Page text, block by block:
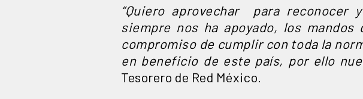
“Quiero aprovechar para
siempre nos ha apoyado, los
compromiso de cumplir con toda la
en beneficio de este país, por ello
Tesorero de Red México.